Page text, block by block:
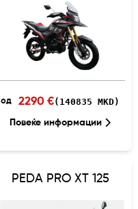
Повеќе информации
од 2290 €(140835 MKD)
PEDA PRO XT 125